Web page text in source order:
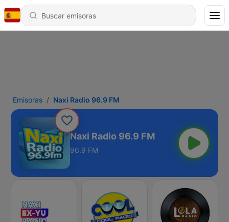
Emisoras Naxi Radio 96.9 FM
Naxi Radio 96.9 FM
96.9 FM